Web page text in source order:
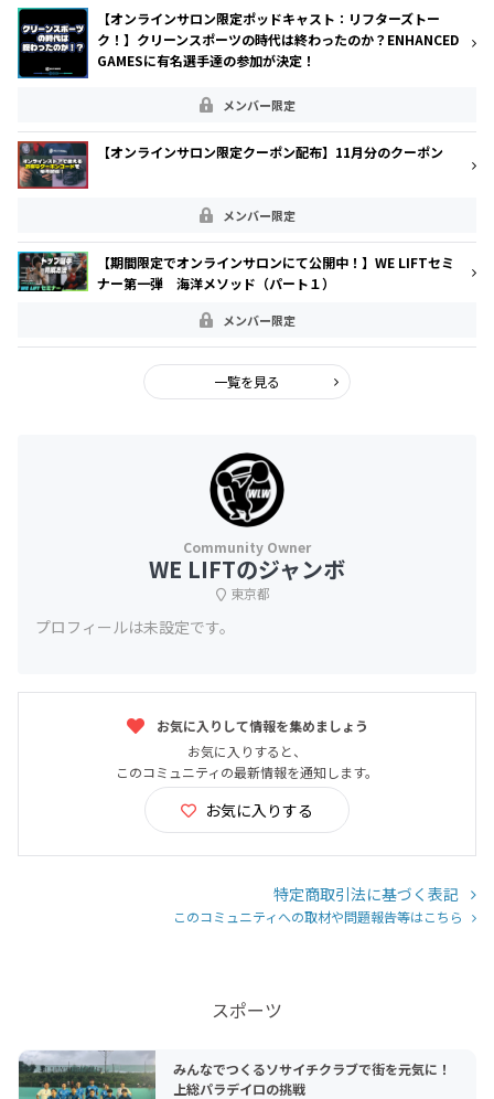
【オンラインサロン限定ポッドキャスト：リフターズトー
ク！】クリーンスポーツの時代は終わったのか？ENHANCED
GAMESに有名選手達の参加が決定！
メンバー限定
【オンラインサロン限定クーポン配布】11月分のクーポン
メンバー限定
【期間限定でオンラインサロンにて公開中！】WE LIFTセミ
ナー第一弾 海洋メソッド（パート１）
メンバー限定
一覧を見る
WE LIFTのジャンボ
東京都
プロフィールは未設定です。
お気に入りして情報を集めましょう
お気に入りすると、
このコミュニティの最新情報を通知します。
お気に入りする
特定商取引法に基づく表記
このコミュニティへの取材や問題報告等はこちら
スポーツ
みんなでつくるソサイチクラブで街を元気に！
上総パラデイロの挑戦